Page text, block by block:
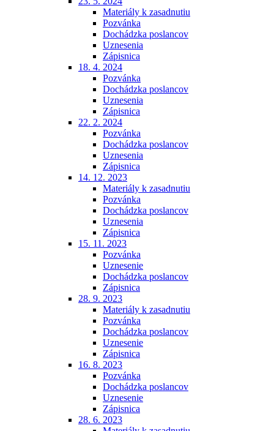
Materiály k zasadnutiu
Pozvánka
Dochádzka poslancov
Uznesenia
Zápisnica
18. 4. 2024
Pozvánka
Dochádzka poslancov
Uznesenia
Zápisnica
22. 2. 2024
Pozvánka
Dochádzka poslancov
Uznesenia
Zápisnica
14. 12. 2023
Materiály k zasadnutiu
Pozvánka
Dochádzka poslancov
Uznesenia
Zápisnica
15. 11. 2023
Pozvánka
Uznesenie
Dochádzka poslancov
Zápisnica
28. 9. 2023
Materiály k zasadnutiu
Pozvánka
Dochádzka poslancov
Uznesenie
Zápisnica
16. 8. 2023
Pozvánka
Dochádzka poslancov
Uznesenie
Zápisnica
28. 6. 2023